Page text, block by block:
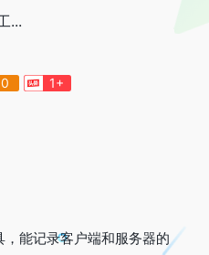
...
0 1+
能记录客户端和服务器的